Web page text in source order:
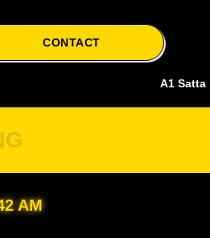
CONTACT
A1 Satta is your
AM